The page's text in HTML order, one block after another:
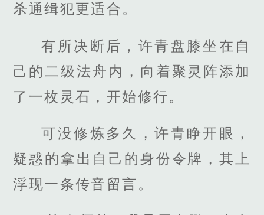
杀通缉犯更适合。
有所决断后，许青盘膝坐在自
己的二级法舟内，向着聚灵阵添加
了一枚灵石，开始修行。
可没修炼多久，许青睁开眼，
疑惑的拿出自己的身份令牌，其上
浮现一条传音留言。